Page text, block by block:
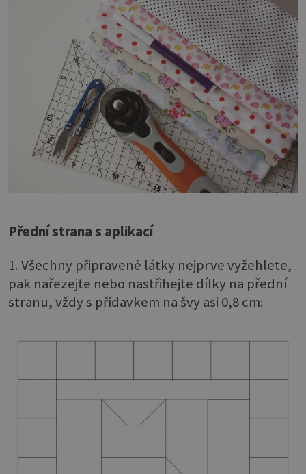
Přední strana s aplikací
1. Všechny připravené látky nejprve vyžehlete,
pak nařezejte nebo nastřihejte dílky na přední
stranu, vždy s přídavkem na švy asi 0,8 cm: